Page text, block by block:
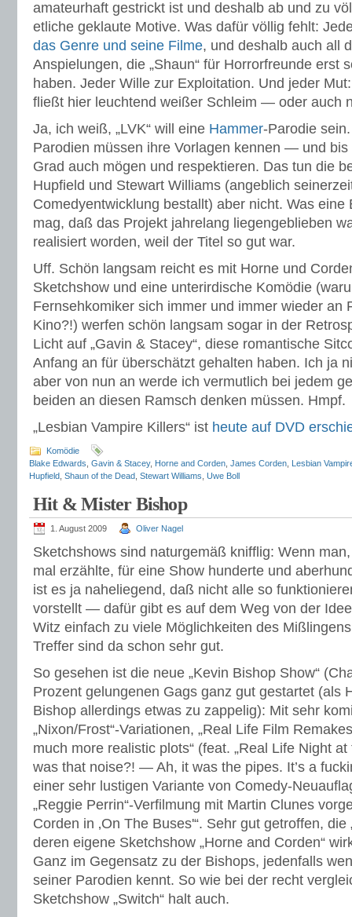
amateurhaft gestrickt ist und deshalb ab und zu
etliche geklaute Motive. Was dafür völlig fehlt:
das Genre und seine Filme, und deshalb auch all
Anspielungen, die „Shaun“ für Horrorfreunde erst
haben. Jeder Wille zur Exploitation. Und jeder
fließt hier leuchtend weißer Schleim — oder auch
Ja, ich weiß, „LVK“ will eine Hammer-Parodie
Parodien müssen ihre Vorlagen kennen — und
Grad auch mögen und respektieren. Das tun die
Hupfield und Stewart Williams (angeblich
Comedyentwicklung bestallt) aber nicht. Was eine
mag, daß das Projekt jahrelang liegengeblieben
realisiert worden, weil der Titel so gut war.
Uff. Schön langsam reicht es mit Horne und
Sketchshow und eine unterirdische Komödie
Fernsehkomiker sich immer und immer wieder an
Kino?!) werfen schön langsam sogar in der
Licht auf „Gavin & Stacey“, diese romantische
Anfang an für überschätzt gehalten haben. Ich ja
aber von nun an werde ich vermutlich bei jedem
beiden an diesen Ramsch denken müssen. Hmpf.
„Lesbian Vampire Killers“ ist heute auf DVD
Komödie
Blake Edwards Gavin & Stacey, Horne and Corden James Corden Lesbian
Hupfield Shaun of the Dead Stewart Williams Uwe Boll
Hit & Mister Bishop
1. August 2009 Oliver Nagel
Sketchshows sind naturgemäß knifflig: Wenn
mal erzählte, für eine Show hunderte und
ist es ja naheliegend, daß nicht alle so
vorstellt — dafür gibt es auf dem Weg von der
Witz einfach zu viele Möglichkeiten des
Treffer sind da schon sehr gut.
So gesehen ist die neue „Kevin Bishop Show“
Prozent gelungenen Gags ganz gut gestartet (als
Bishop allerdings etwas zu zappelig): Mit sehr
„Nixon/Frost“-Variationen, „Real Life Film
much more realistic plots“ (feat. „Real Life Night at
was that noise?! — Ah, it was the pipes. It’s a
einer sehr lustigen Variante von Comedy-
„Reggie Perrin“-Verfilmung mit Martin Clunes
Corden in ‚On The Buses'“. Sehr gut getroffen, die
deren eigene Sketchshow „Horne and Corden“
Ganz im Gegensatz zu der Bishops, jedenfalls
seiner Parodien kennt. So wie bei der recht
Sketchshow „Switch“ halt auch.